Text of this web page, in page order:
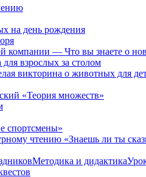
на день рождения
компании — Что вы знаете о
взрослых за столом
викторина о животных для
«Теория множеств»
спортсмены»
чтению «Знаешь ли ты
Методика и дидактика